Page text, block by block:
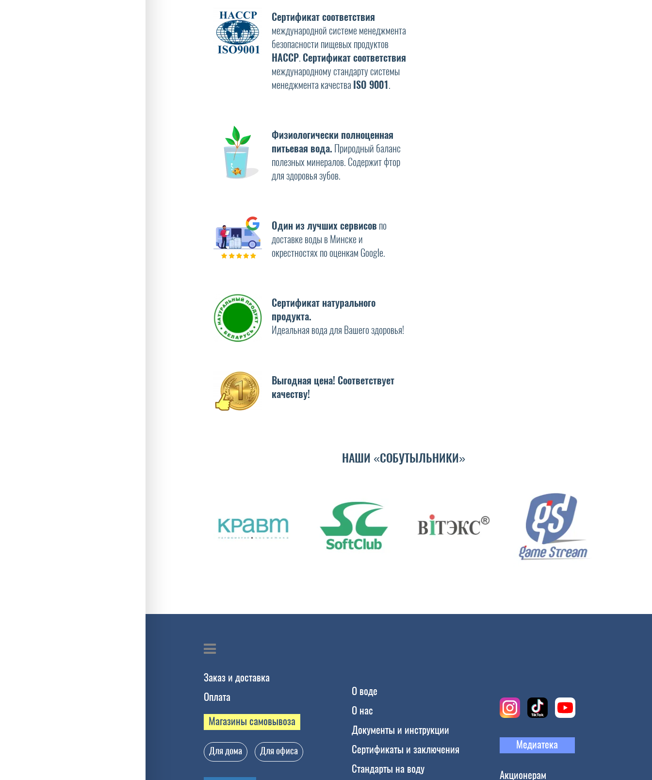
Сертификат соответствия
международной системе менеджмента
безопасности пищевых продуктов
HAССP. Сертификат соответствия
международному стандарту системы
менеджмента качества ISO 9001.
Физиологически полноценная
питьевая вода. Природный баланс
полезных минералов. Содержит фтор
для здоровья зубов.
Один из лучших сервисов по
доставке воды в Минске и
окрестностях по оценкам Google.
Сертификат натурального
продукта.
Идеальная вода для Вашего здоровья!
Выгодная цена! Соответствует
качеству!
НАШИ «СОБУТЫЛЬНИКИ»
Заказ и доставка
Оплата
Магазины самовывоза
Для дома Для офиса
О воде
О нас
Документы и инструкции
Сертификаты и заключения
Стандарты на воду
Медиатека
Акционерам